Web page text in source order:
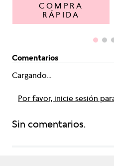
COMPRA
RÁPIDA
Comentarios
Cargando...
Por favor, inicie sesión
Sin comentarios.